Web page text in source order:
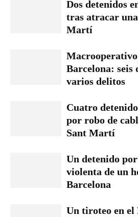
Dos detenidos
tras atracar
Martí
Barcelona: seis
varios delitos
Cuatro
por robo de
Sant Martí
Un detenido
violenta de un
Barcelona
Un tiroteo en el